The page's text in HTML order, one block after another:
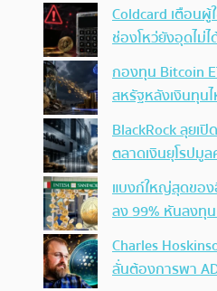
Coldcard เตือน
ช่องโหว่ยังอุดไม่ไ
กองทุน Bitcoin
สหรัฐหลังเงินทุน
BlackRock ลุยเ
ตลาดเงินยุโรปมู
แบงก์ใหญ่สุดของ
ลง 99% หันลงทุ
Charles
ลั่นต้องการพา